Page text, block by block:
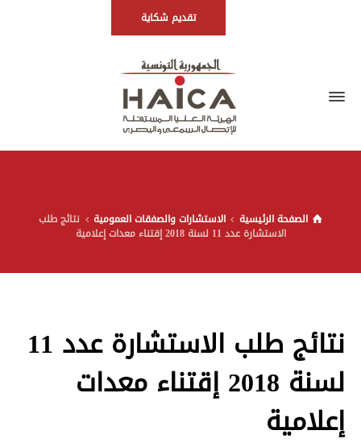
تقديم شكاية
الصفحة الرئيسية الاستشارات والصفقات العمومية
نتائج طلب
الاستشارة عدد 11 لسنة 2018 إقتناء معدات إعلامية
نتائج طلب الاستشارة عدد 11
لسنة 2018 إقتناء معدات
إعلامية